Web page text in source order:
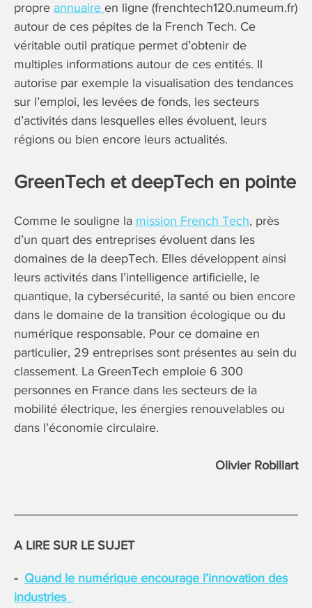
propre annuaire en ligne (frenchtech120.numeum.fr)
autour de ces pépites de la French Tech. Ce
véritable outil pratique permet d’obtenir de
multiples informations autour de ces entités. Il
autorise par exemple la visualisation des tendances
sur l’emploi, les levées de fonds, les secteurs
d’activités dans lesquelles elles évoluent, leurs
régions ou bien encore leurs actualités.
GreenTech et deepTech en pointe
Comme le souligne la mission French Tech, près
d’un quart des entreprises évoluent dans les
domaines de la deepTech. Elles développent ainsi
leurs activités dans l’intelligence artificielle, le
quantique, la cybersécurité, la santé ou bien encore
dans le domaine de la transition écologique ou du
numérique responsable. Pour ce domaine en
particulier, 29 entreprises sont présentes au sein du
classement. La GreenTech emploie 6 300
personnes en France dans les secteurs de la
mobilité électrique, les énergies renouvelables ou
dans l’économie circulaire.
Olivier Robillart
A LIRE SUR LE SUJET
Quand le numérique encourage l’innovation des
industries